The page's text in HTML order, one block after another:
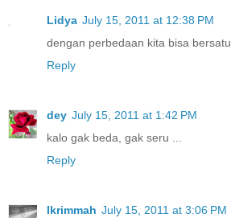
Lidya July 15, 2011 at 12:38 PM
dengan perbedaan kita bisa bersatu
Reply
dey July 15, 2011 at 1:42 PM
kalo gak beda, gak seru ...
Reply
Ikrimmah July 15, 2011 at 3:06 PM